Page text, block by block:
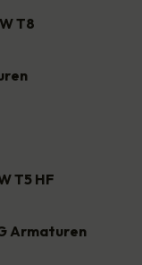
T8
T5 HF
Armaturen